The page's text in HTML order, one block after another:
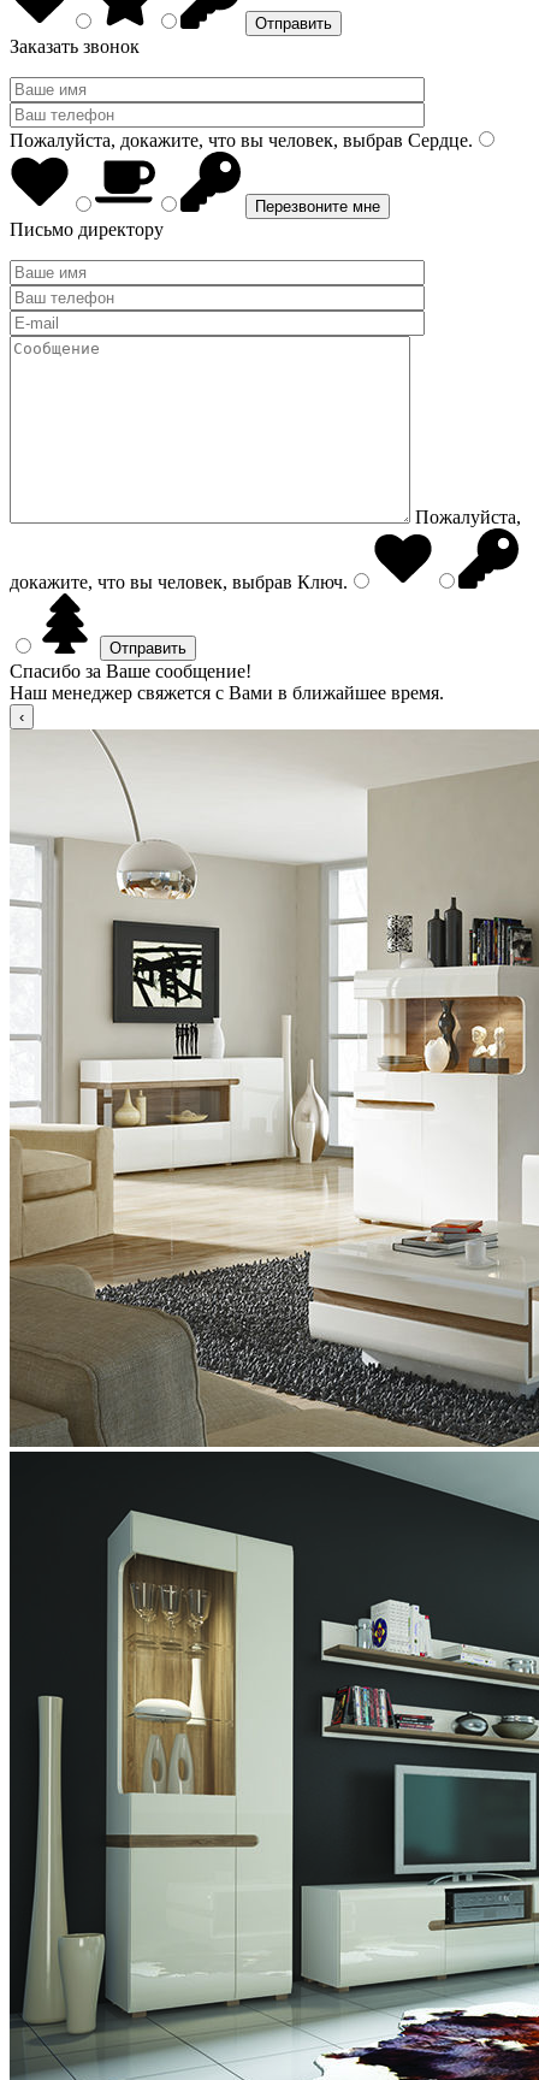
Заказать звонок
Пожалуйста, докажите, что вы человек, выбрав Сердце.
Письмо директору
Пожалуйста,
докажите, что вы человек, выбрав Ключ.
Спасибо за Ваше сообщение!
Наш менеджер свяжется с Вами в ближайшее время.